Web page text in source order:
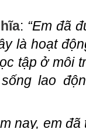
: “Em đã
là hoạt
tập ở môi
lao
nay, em